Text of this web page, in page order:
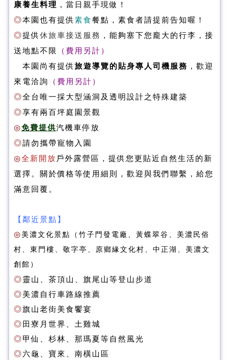
康養生料理 ，當日親手現做！
◎本園也有提供素食餐點，素食者請提前告知喔！
◎提供休旅車接送服務 ，能夠塞下您龐大的行李 ，接
送地點不限
（費用另計）
本園尚有提供旅遊導覽的貼身專人司機服務 ，歡迎
來電洽詢
（費用另計）
◎全台唯一採大型涵洞及透明設計之特殊建築
◎享有兩百坪庭園景觀
◎免費提供汽機車停放
◎請勿攜帶寵物入園
◎全新開放 戶外露營區，提供您更貼近自然生活的新
選擇。關於價格等使用細則，歡迎與我們聯繫，給您
滿意回覆。
【鄰近景點】
◎美濃文化景點（竹子門發電廠、黃蝶翠谷、美濃民俗
村、東門樓、敬字亭、原鄉緣文化村、中正湖、美濃文
創館）
◎靈山、茶頂山、旗尾山等登山步道
◎美濃自行車路線推薦
◎旗山老街美食饗宴
◎田寮月世界、土雞城
◎甲仙、杉林、那瑪夏等自然風光
◎六龜、寶來、南橫山區